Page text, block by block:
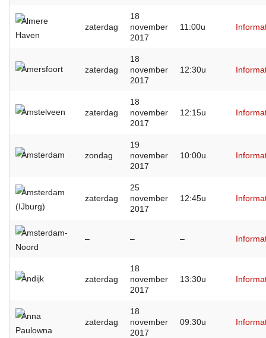
Almere
Haven
zaterdag
18
november
2017
11:00u
Amersfoort zaterdag
18
november
2017
12:30u
Amstelveen zaterdag
18
november
2017
12:15u
Amsterdam zondag
19
november
2017
10:00u
Amsterdam
(IJburg)
zaterdag
25
november
2017
12:45u
Amsterdam-
Noord
– – –
Andijk zaterdag
18
november
2017
13:30u
Anna
Paulowna
zaterdag
18
november
2017
09:30u